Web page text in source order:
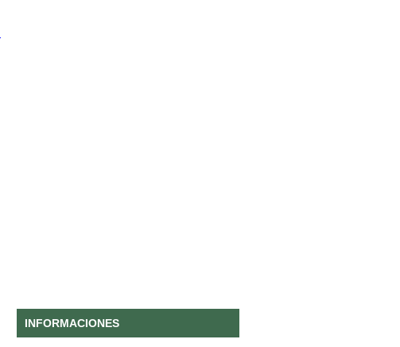
INFORMACIONES